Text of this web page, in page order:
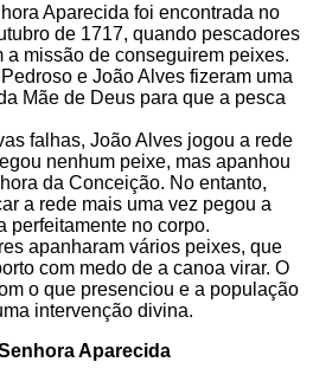
Aparecida foi encontrada no
de 1717, quando pescadores
a missão de conseguirem peixes.
e João Alves fizeram uma
Mãe de Deus para que a pesca
falhas, João Alves jogou a rede
nenhum peixe, mas apanhou
da Conceição. No entanto,
a rede mais uma vez pegou a
perfeitamente no corpo.
apanharam vários peixes, que
com medo de a canoa virar. O
o que presenciou e a população
intervenção divina.
Aparecida